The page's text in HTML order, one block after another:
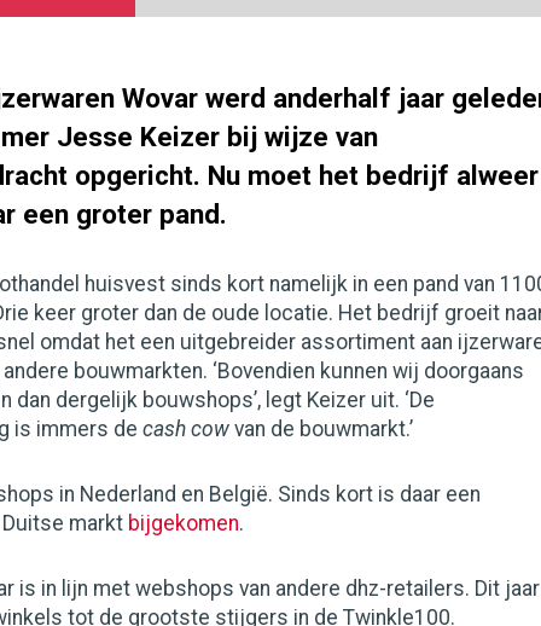
Wovar werd anderhalf jaar
Jesse Keizer bij wijze van
opgericht. Nu moet het bedrijf alweer
een groter pand.
huisvest sinds kort namelijk in een pand van
keer groter dan de oude locatie. Het bedrijf groeit
omdat het een uitgebreider assortiment aan
bouwmarkten. ‘Bovendien kunnen wij doorgaans
dan dergelijk bouwshops’, legt Keizer uit. ‘De
is immers de cash cow van de bouwmarkt.’
in Nederland en België. Sinds kort is daar een
markt bijgekomen.
is in lijn met webshops van andere dhz-retailers. Dit jaar
tot de grootste stijgers in de Twinkle100.